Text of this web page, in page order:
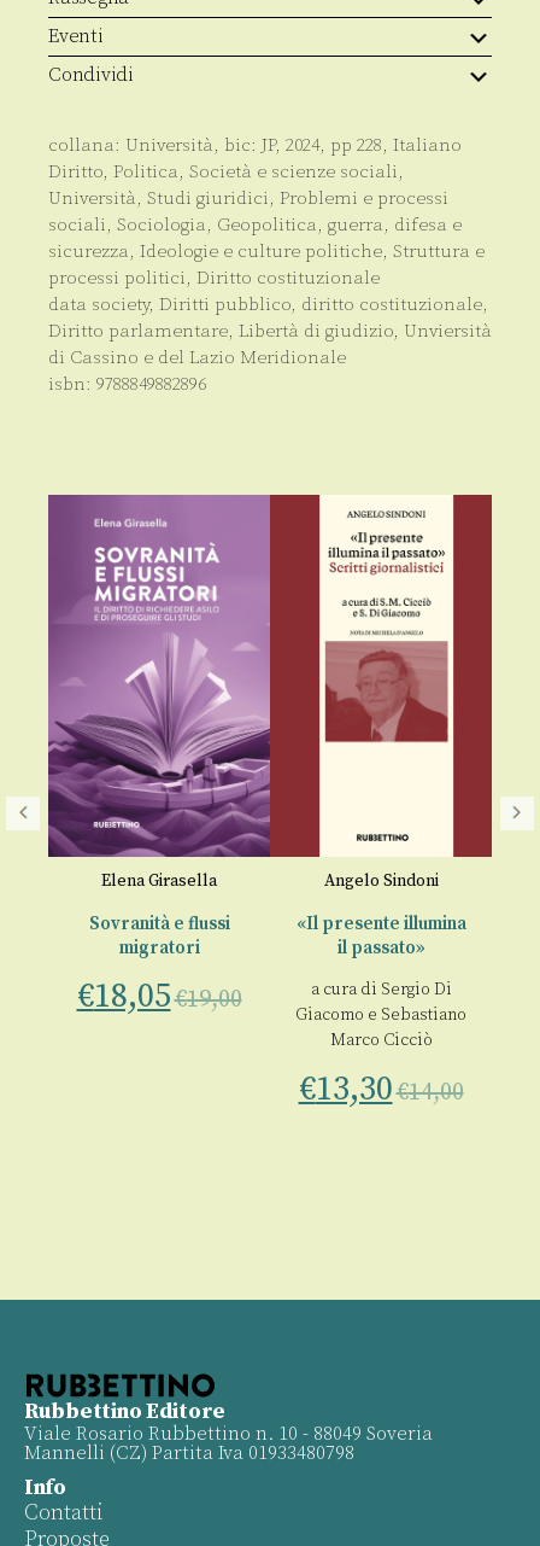
Eventi
Condividi
collana: Università, bic: JP, 2024, pp 228, Italiano
Diritto, Politica, Società e scienze sociali,
Università, Studi giuridici, Problemi e processi
sociali, Sociologia, Geopolitica, guerra, difesa e
sicurezza, Ideologie e culture politiche, Struttura e
processi politici, Diritto costituzionale
data society, Diritti pubblico, diritto costituzionale,
Diritto parlamentare, Libertà di giudizio, Unviersità
di Cassino e del Lazio Meridionale
isbn: 9788849882896
Elena Girasella
Sovranità e flussi
migratori
€18,05€19,00
Angelo Sindoni
«Il presente illumina
il passato»
a cura di Sergio Di
Giacomo e Sebastiano
Marco Cicciò
€13,30€14,00
Rubbettino Editore
Viale Rosario Rubbettino n. 10 - 88049 Soveria
Mannelli (CZ) Partita Iva 01933480798
Info
Contatti
Proposte